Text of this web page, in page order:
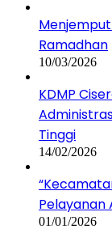
Ramadhan
10/03/2026
KDMP
Tinggi
14/02/2026
Pelayanan
01/01/2026